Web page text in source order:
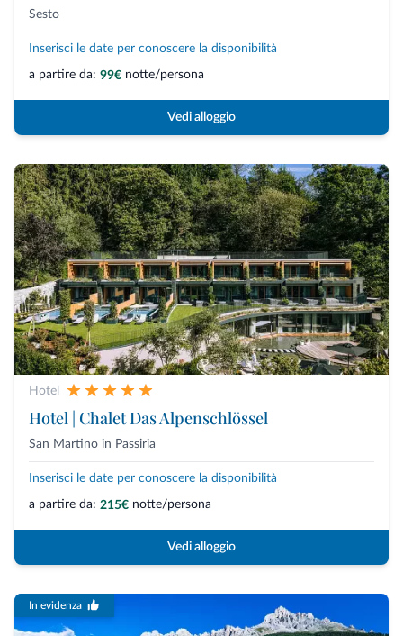
Sesto
Inserisci le date per conoscere la disponibilità
a partire da: 99€ notte/persona
Vedi alloggio
Hotel
Hotel | Chalet Das Alpenschlössel
San Martino in Passiria
Inserisci le date per conoscere la disponibilità
a partire da: 215€ notte/persona
Vedi alloggio
In evidenza